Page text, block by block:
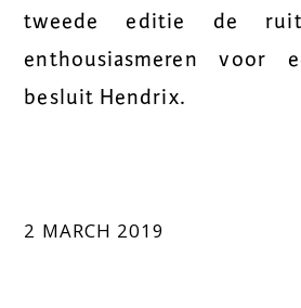
tweede editie de
enthousiasmeren voor
besluit Hendrix.
2 MARCH 2019